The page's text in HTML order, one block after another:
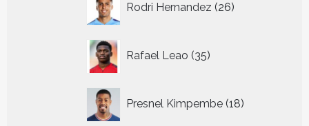
Rodri Hernandez 26
producten
Rafael Leao 35
producten
Presnel Kimpembe 18
producten